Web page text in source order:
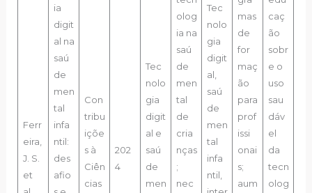
Ferr
eira,
J. S.
et
ia
digit
al na
saú
de
men
tal
infa
ntil:
des
afio
Con
tribu
içõe
s à
Ciên
cias
202
4
Tec
nolo
gia
digit
al e
saú
de
men
olog
ia na
saú
de
men
tal
de
cria
nças
;
nec
Tec
nolo
gia
digit
al,
saú
de
men
tal
infa
ntil,
mas
de
for
maç
ão
para
prof
issi
onai
s;
aum
caç
ão
sobr
e o
uso
sau
dáv
el
da
tecn
olog